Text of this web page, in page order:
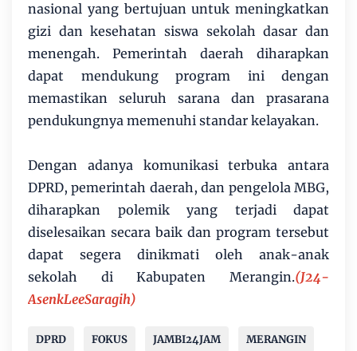
nasional yang bertujuan untuk meningkatkan
gizi dan kesehatan siswa sekolah dasar dan
menengah. Pemerintah daerah diharapkan
dapat mendukung program ini dengan
memastikan seluruh sarana dan prasarana
pendukungnya memenuhi standar kelayakan.
Dengan adanya komunikasi terbuka antara
DPRD, pemerintah daerah, dan pengelola MBG,
diharapkan polemik yang terjadi dapat
diselesaikan secara baik dan program tersebut
dapat segera dinikmati oleh anak-anak
sekolah di Kabupaten Merangin.(J24-
AsenkLeeSaragih)
DPRD FOKUS JAMBI24JAM MERANGIN